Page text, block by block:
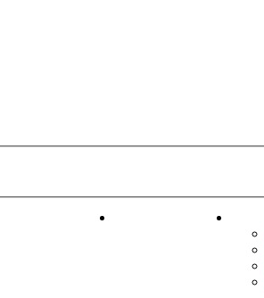
кошек Детская фантазия